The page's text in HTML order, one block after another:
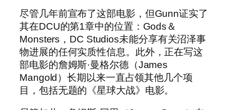
尽管几年前宣布了这部电影，但Gunn证实了
其在DCU的第1章中的位置：Gods＆
Monsters，DC Studios未能分享有关沼泽事
物进展的任何实质性信息。此外，正在写这
部电影的詹姆斯·曼格尔德（James
Mangold）长期以来一直占领其他几个项
目，包括无题的《星球大战》电影。